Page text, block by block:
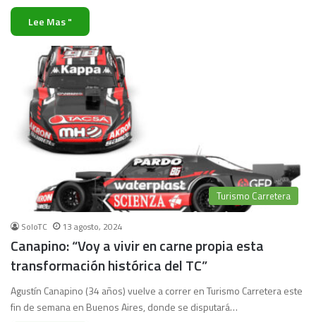
Lee Mas "
Turismo Carretera
SoloTC 13 agosto, 2024
Canapino: “Voy a vivir en carne propia esta
transformación histórica del TC”
Agustín Canapino (34 años) vuelve a correr en Turismo Carretera este
fin de semana en Buenos Aires, donde se disputará…